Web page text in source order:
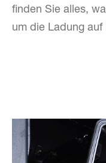
finden Sie alles,
um die Ladung